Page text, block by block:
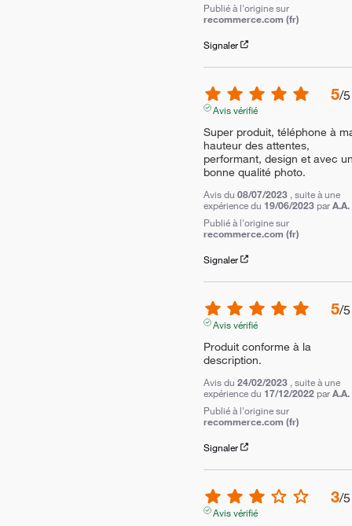
Publié à l'origine sur
recommerce.com (fr)
Signaler
5/5
Avis vérifié
Super produit, téléphone à
hauteur des attentes,
performant, design et avec
bonne qualité photo.
Avis du 08/07/2023 , suite à une
expérience du 19/06/2023 parA.A.
Publié à l'origine sur
recommerce.com (fr)
Signaler
5/5
Avis vérifié
Produit conforme à la
description.
Avis du 24/02/2023 , suite à une
expérience du 17/12/2022 parA.A.
Publié à l'origine sur
recommerce.com (fr)
Signaler
3/5
Avis vérifié